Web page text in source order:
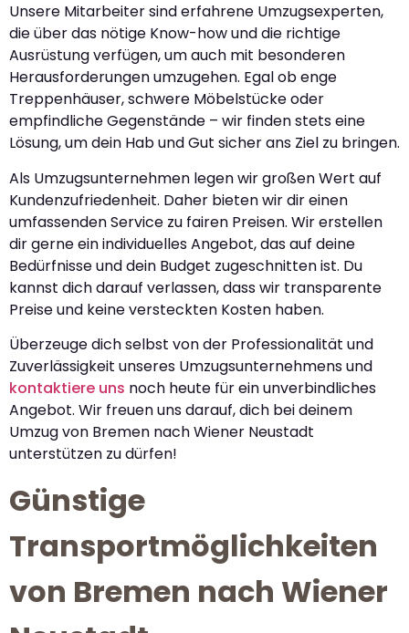
Unsere Mitarbeiter sind erfahrene Umzugsexperten,
die über das nötige Know-how und die richtige
Ausrüstung verfügen, um auch mit besonderen
Herausforderungen umzugehen. Egal ob enge
Treppenhäuser, schwere Möbelstücke oder
empfindliche Gegenstände – wir finden stets eine
Lösung, um dein Hab und Gut sicher ans Ziel zu bringen.
Als Umzugsunternehmen legen wir großen Wert auf
Kundenzufriedenheit. Daher bieten wir dir einen
umfassenden Service zu fairen Preisen. Wir erstellen
dir gerne ein individuelles Angebot, das auf deine
Bedürfnisse und dein Budget zugeschnitten ist. Du
kannst dich darauf verlassen, dass wir transparente
Preise und keine versteckten Kosten haben.
Überzeuge dich selbst von der Professionalität und
Zuverlässigkeit unseres Umzugsunternehmens und
kontaktiere uns noch heute für ein unverbindliches
Angebot. Wir freuen uns darauf, dich bei deinem
Umzug von Bremen nach Wiener Neustadt
unterstützen zu dürfen!
Günstige
Transportmöglichkeiten
von Bremen nach Wiener